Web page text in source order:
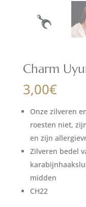
Charm
3,00€
Onze zilveren
roesten niet,
en zijn
Zilveren bedel
midden
CH22